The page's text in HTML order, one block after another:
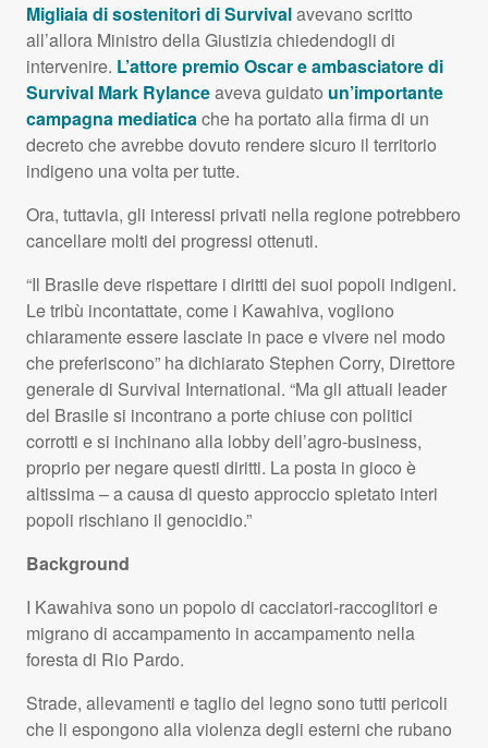
Migliaia di sostenitori di Survivalavevano scritto
all’allora Ministro della Giustizia chiedendogli di
intervenire. L’attore premio Oscar e ambasciatore di
Survival Mark Rylanceaveva guidato un’importante
campagna mediaticache ha portato alla firma di un
decreto che avrebbe dovuto rendere sicuro il territorio
indigeno una volta per tutte.
Ora, tuttavia, gli interessi privati nella regione potrebbero
cancellare molti dei progressi ottenuti.
“Il Brasile deve rispettare i diritti dei suoi popoli indigeni.
Le tribù incontattate, come i Kawahiva, vogliono
chiaramente essere lasciate in pace e vivere nel modo
che preferiscono” ha dichiarato Stephen Corry, Direttore
generale di Survival International. “Ma gli attuali leader
del Brasile si incontrano a porte chiuse con politici
corrotti e si inchinano alla lobby dell’agro-business,
proprio per negare questi diritti. La posta in gioco è
altissima – a causa di questo approccio spietato interi
popoli rischiano il genocidio.”
Background
I Kawahiva sono un popolo di cacciatori-raccoglitori e
migrano di accampamento in accampamento nella
foresta di Rio Pardo.
Strade, allevamenti e taglio del legno sono tutti pericoli
che li espongono alla violenza degli esterni che rubano